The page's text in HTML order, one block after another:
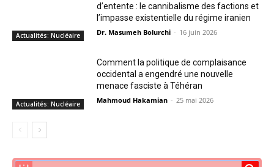
Actualités: Nucléaire
d’entente : le cannibalisme des factions et
l’impasse existentielle du régime iranien
Dr. Masumeh Bolurchi - 16 juin 2026
Actualités: Nucléaire
Comment la politique de complaisance
occidental a engendré une nouvelle
menace fasciste à Téhéran
Mahmoud Hakamian - 25 mai 2026